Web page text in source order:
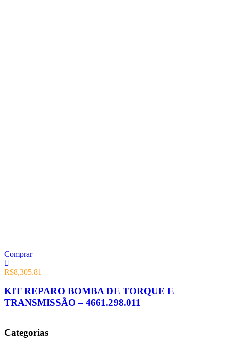
Comprar
R$8,305.81
KIT REPARO BOMBA DE TORQUE E
TRANSMISSÃO – 4661.298.011
Categorias